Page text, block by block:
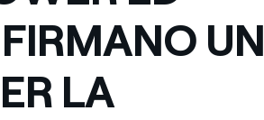
UN
LA